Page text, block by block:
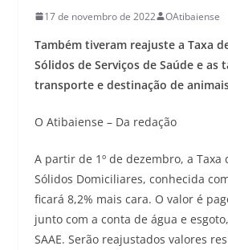
17 de novembro de 2022 OAtibaiense
Também tiveram reajuste a Taxa
Sólidos de Serviços de Saúde e as
transporte e destinação de
O Atibaiense – Da redação
A partir de 1º de dezembro, a Taxa
Sólidos Domiciliares, conhecida
ficará 8,2% mais cara. O valor é
junto com a conta de água e
SAAE. Serão reajustados valores